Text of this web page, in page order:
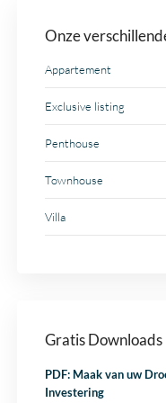
Onze
Appartement
Exclusive listing
Penthouse
Townhouse
Villa
Gratis Downloads
PDF: Maak van uw
Investering